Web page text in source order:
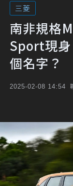
三菱
南非規格
Sport現
個名字？
2025-02-08 14:54